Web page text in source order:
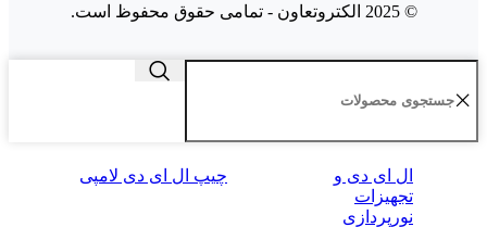
© 2025 الکتروتعاون - تمامی حقوق محفوظ است.
ال‌ ای‌ دی و
تجهیزات
نورپردازی
چیپ ال ای دی لامپی